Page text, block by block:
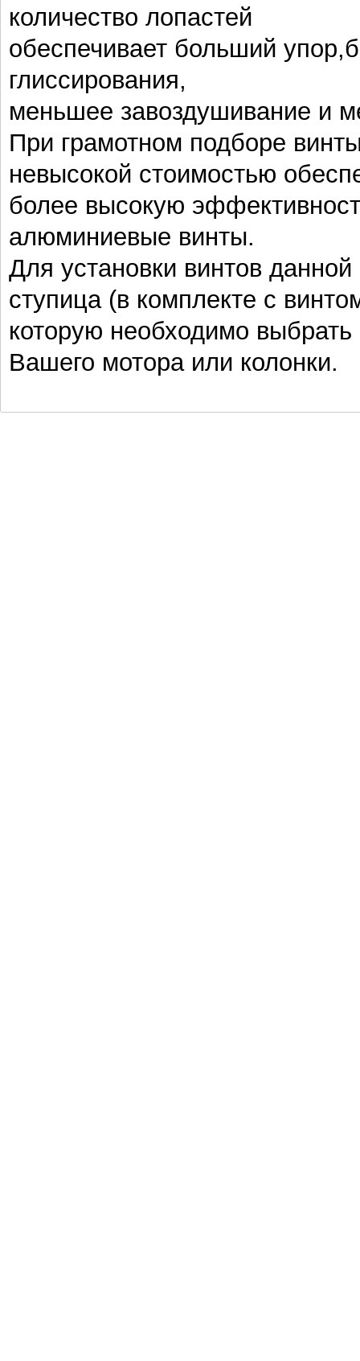
количество лопастей
обеспечивает больший
глиссирования,
меньшее завоздушивание и
При грамотном подборе
невысокой стоимостью
более высокую
алюминиевые винты.
Для установки винтов
ступица (в комплекте с
которую необходимо
Вашего мотора или колонки.